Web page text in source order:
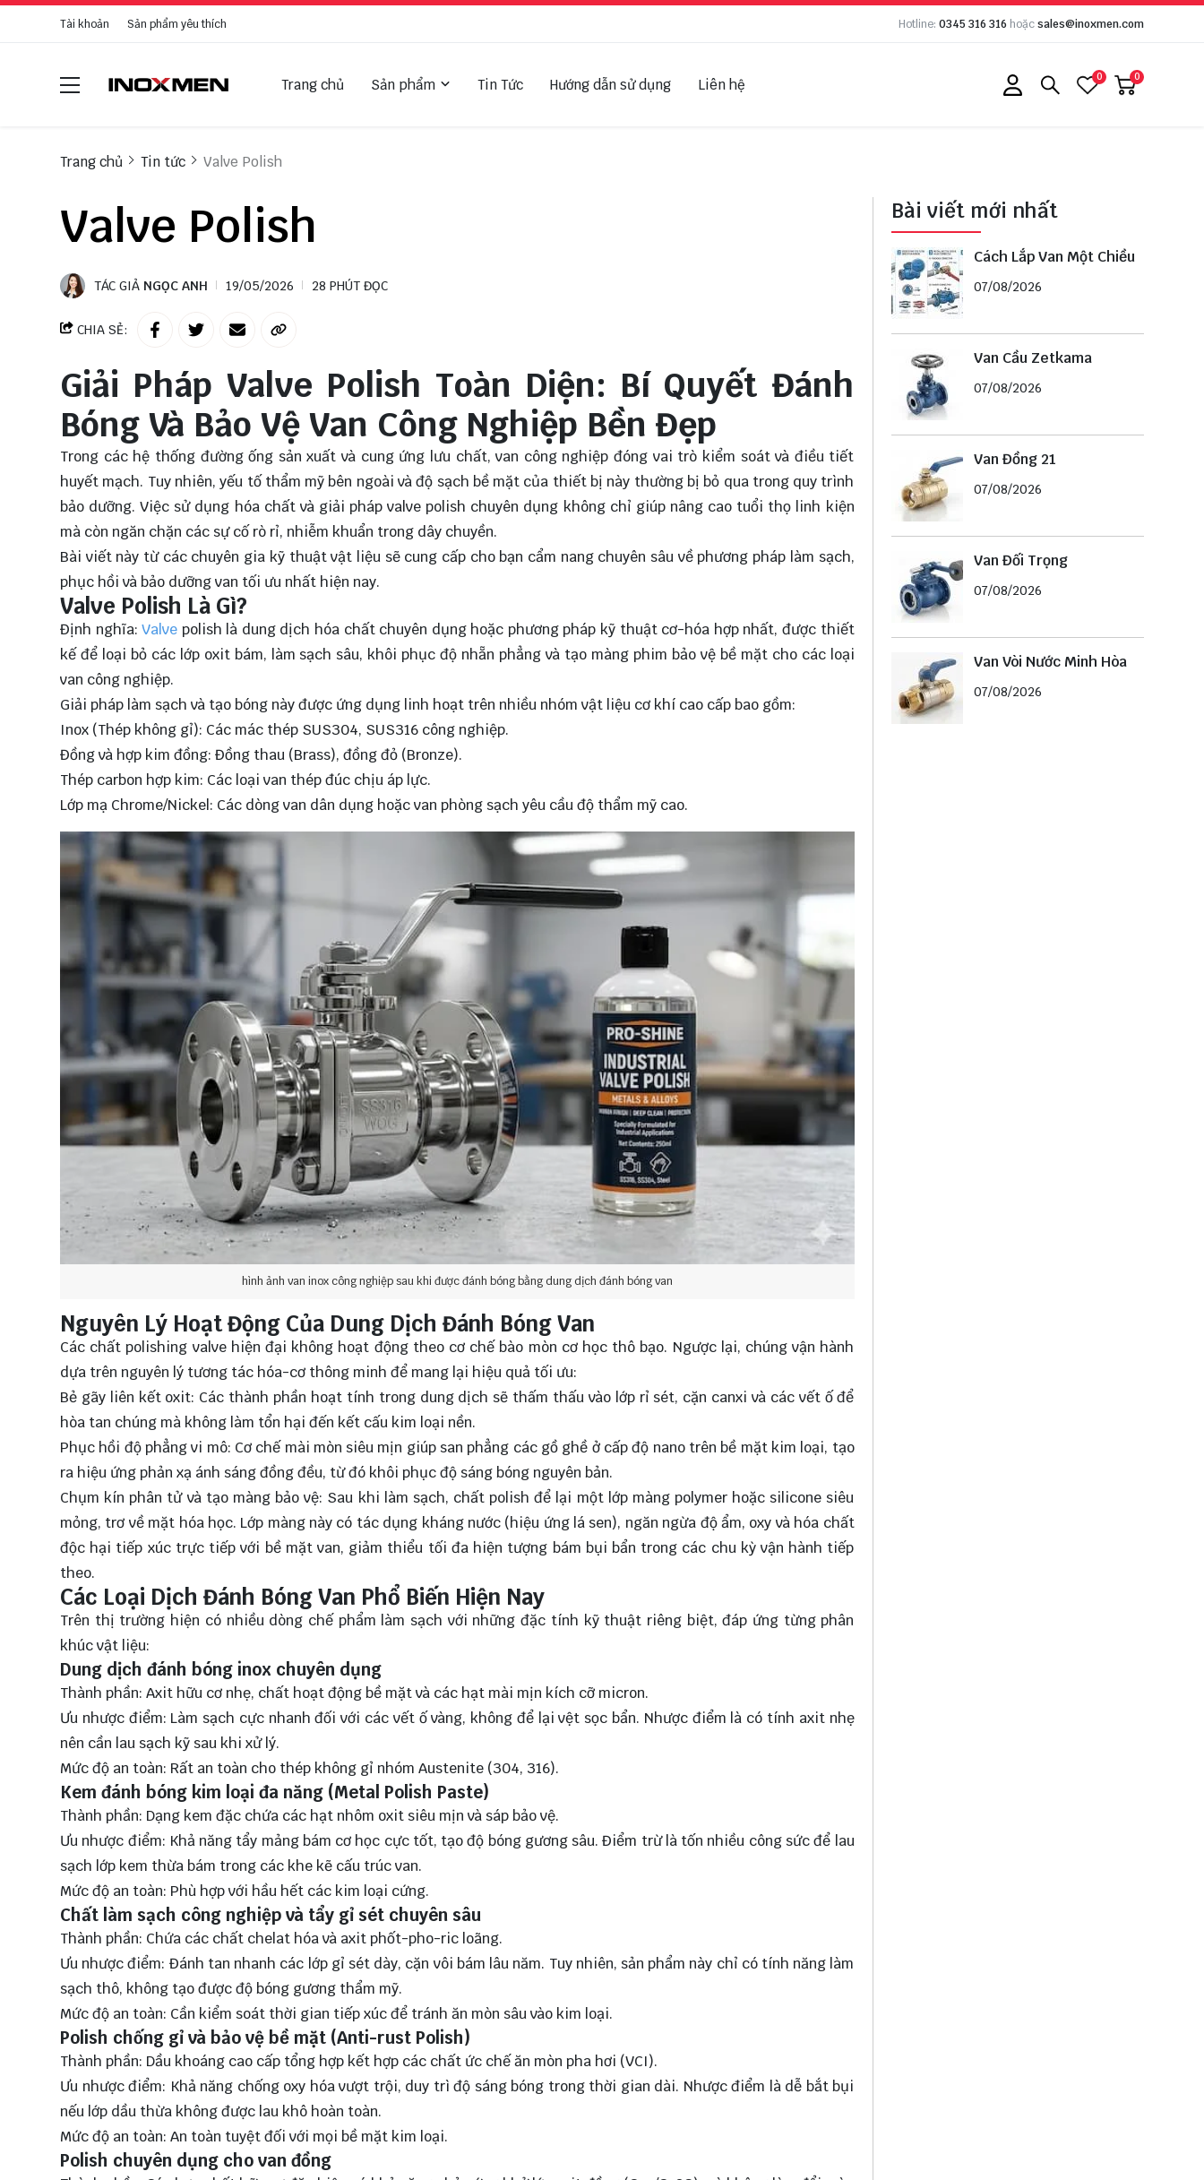
Tài khoản Sản phẩm yêu thích Hotline: 0345 316 316 hoặcsales@inoxmen.com
Trang chủ Sản phẩm Tin Tức Hướng dẫn sử dụng Liên hệ 0 0
Trang chủ Tin tức Valve Polish
Valve Polish
TÁC GIẢ NGỌC ANH 19/05/2026 28 PHÚT ĐỌC
CHIA SẺ:
Giải Pháp Valve Polish Toàn Diện: Bí Quyết Đánh
Bóng Và Bảo Vệ Van Công Nghiệp Bền Đẹp
Trong các hệ thống đường ống sản xuất và cung ứng lưu chất, van công nghiệp đóng vai trò kiểm soát và điều tiết
huyết mạch. Tuy nhiên, yếu tố thẩm mỹ bên ngoài và độ sạch bề mặt của thiết bị này thường bị bỏ qua trong quy trình
bảo dưỡng. Việc sử dụng hóa chất và giải pháp valve polish chuyên dụng không chỉ giúp nâng cao tuổi thọ linh kiện
mà còn ngăn chặn các sự cố rò rỉ, nhiễm khuẩn trong dây chuyền.
Bài viết này từ các chuyên gia kỹ thuật vật liệu sẽ cung cấp cho bạn cẩm nang chuyên sâu về phương pháp làm sạch,
phục hồi và bảo dưỡng van tối ưu nhất hiện nay.
Valve Polish Là Gì?
Định nghĩa:Valve polish là dung dịch hóa chất chuyên dụng hoặc phương pháp kỹ thuật cơ-hóa hợp nhất, được thiết
kế để loại bỏ các lớp oxit bám, làm sạch sâu, khôi phục độ nhẵn phẳng và tạo màng phim bảo vệ bề mặt cho các loại
van công nghiệp.
Giải pháp làm sạch và tạo bóng này được ứng dụng linh hoạt trên nhiều nhóm vật liệu cơ khí cao cấp bao gồm:
Inox (Thép không gỉ): Các mác thép SUS304, SUS316 công nghiệp.
Đồng và hợp kim đồng: Đồng thau (Brass), đồng đỏ (Bronze).
Thép carbon hợp kim: Các loại van thép đúc chịu áp lực.
Lớp mạ Chrome/Nickel: Các dòng van dân dụng hoặc van phòng sạch yêu cầu độ thẩm mỹ cao.
hình ảnh van inox công nghiệp sau khi được đánh bóng bằng dung dịch đánh bóng van
Nguyên Lý Hoạt Động Của Dung Dịch Đánh Bóng Van
Các chất polishing valve hiện đại không hoạt động theo cơ chế bào mòn cơ học thô bạo. Ngược lại, chúng vận hành
dựa trên nguyên lý tương tác hóa-cơ thông minh để mang lại hiệu quả tối ưu:
Bẻ gãy liên kết oxit: Các thành phần hoạt tính trong dung dịch sẽ thấm thấu vào lớp rỉ sét, cặn canxi và các vết ố để
hòa tan chúng mà không làm tổn hại đến kết cấu kim loại nền.
Phục hồi độ phẳng vi mô: Cơ chế mài mòn siêu mịn giúp san phẳng các gồ ghề ở cấp độ nano trên bề mặt kim loại, tạo
ra hiệu ứng phản xạ ánh sáng đồng đều, từ đó khôi phục độ sáng bóng nguyên bản.
Chụm kín phân tử và tạo màng bảo vệ: Sau khi làm sạch, chất polish để lại một lớp màng polymer hoặc silicone siêu
mỏng, trơ về mặt hóa học. Lớp màng này có tác dụng kháng nước (hiệu ứng lá sen), ngăn ngừa độ ẩm, oxy và hóa chất
độc hại tiếp xúc trực tiếp với bề mặt van, giảm thiểu tối đa hiện tượng bám bụi bẩn trong các chu kỳ vận hành tiếp
theo.
Các Loại Dịch Đánh Bóng Van Phổ Biến Hiện Nay
Trên thị trường hiện có nhiều dòng chế phẩm làm sạch với những đặc tính kỹ thuật riêng biệt, đáp ứng từng phân
khúc vật liệu:
Dung dịch đánh bóng inox chuyên dụng
Thành phần: Axit hữu cơ nhẹ, chất hoạt động bề mặt và các hạt mài mịn kích cỡ micron.
Ưu nhược điểm: Làm sạch cực nhanh đối với các vết ố vàng, không để lại vệt sọc bẩn. Nhược điểm là có tính axit nhẹ
nên cần lau sạch kỹ sau khi xử lý.
Mức độ an toàn: Rất an toàn cho thép không gỉ nhóm Austenite (304, 316).
Kem đánh bóng kim loại đa năng (Metal Polish Paste)
Thành phần: Dạng kem đặc chứa các hạt nhôm oxit siêu mịn và sáp bảo vệ.
Ưu nhược điểm: Khả năng tẩy mảng bám cơ học cực tốt, tạo độ bóng gương sâu. Điểm trừ là tốn nhiều công sức để lau
sạch lớp kem thừa bám trong các khe kẽ cấu trúc van.
Mức độ an toàn: Phù hợp với hầu hết các kim loại cứng.
Chất làm sạch công nghiệp và tẩy gỉ sét chuyên sâu
Thành phần: Chứa các chất chelat hóa và axit phốt-pho-ric loãng.
Ưu nhược điểm: Đánh tan nhanh các lớp gỉ sét dày, cặn vôi bám lâu năm. Tuy nhiên, sản phẩm này chỉ có tính năng làm
sạch thô, không tạo được độ bóng gương thẩm mỹ.
Mức độ an toàn: Cần kiểm soát thời gian tiếp xúc để tránh ăn mòn sâu vào kim loại.
Polish chống gỉ và bảo vệ bề mặt (Anti-rust Polish)
Thành phần: Dầu khoáng cao cấp tổng hợp kết hợp các chất ức chế ăn mòn pha hơi (VCI).
Ưu nhược điểm: Khả năng chống oxy hóa vượt trội, duy trì độ sáng bóng trong thời gian dài. Nhược điểm là dễ bắt bụi
nếu lớp dầu thừa không được lau khô hoàn toàn.
Mức độ an toàn: An toàn tuyệt đối với mọi bề mặt kim loại.
Polish chuyên dụng cho van đồng
Bài viết mới nhất
Cách Lắp Van Một Chiều
07/08/2026
Van Cầu Zetkama
07/08/2026
Van Đồng 21
07/08/2026
Van Đối Trọng
07/08/2026
Van Vòi Nước Minh Hòa
07/08/2026